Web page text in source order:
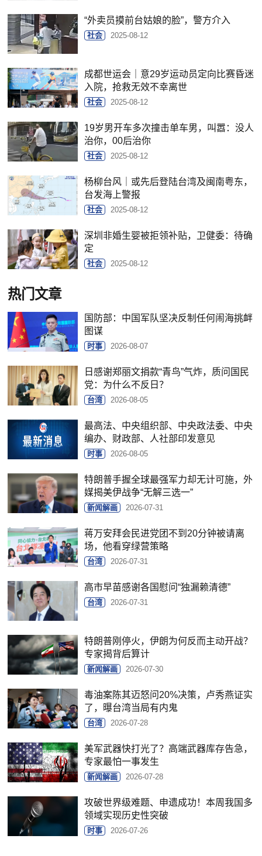
“外卖员摸前台姑娘的脸”，警方介入
社会 2025-08-12
成都世运会｜意29岁运动员定向比赛昏迷
入院，抢救无效不幸离世
社会 2025-08-12
19岁男开车多次撞击单车男，叫嚣：没人
治你，00后治你
社会 2025-08-12
杨柳台风｜或先后登陆台湾及闽南粤东，
台发海上警报
社会 2025-08-12
深圳非婚生婴被拒领补贴，卫健委：待确
定
社会 2025-08-12
热门文章
国防部：中国军队坚决反制任何闹海挑衅
图谋
时事 2026-08-07
日感谢郑丽文捐款“青鸟”气炸，质问国民
党：为什么不反日？
台湾 2026-08-05
最高法、中央组织部、中央政法委、中央
编办、财政部、人社部印发意见
时事 2026-08-05
特朗普手握全球最强军力却无计可施，外
媒揭美伊战争“无解三选一”
新闻解画 2026-07-31
蒋万安拜会民进党团不到20分钟被请离
场，他看穿绿营策略
台湾 2026-07-31
高市早苗感谢各国慰问“独漏赖清德”
台湾 2026-07-31
特朗普刚停火，伊朗为何反而主动开战？
专家揭背后算计
新闻解画 2026-07-30
毒油案陈其迈怒问20%决策，卢秀燕证实
了，曝台湾当局有内鬼
台湾 2026-07-28
美军武器快打光了？高端武器库存告急，
专家最怕一事发生
新闻解画 2026-07-28
攻破世界级难题、申遗成功！本周我国多
领域实现历史性突破
时事 2026-07-26